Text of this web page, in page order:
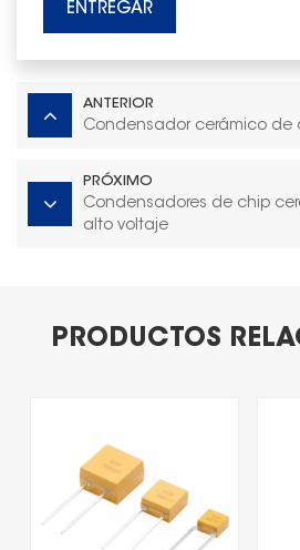
ENTREGAR
ANTERIOR
Condensador cerámico de
PRÓXIMO
Condensadores de chip
alto voltaje
PRODUCTOS